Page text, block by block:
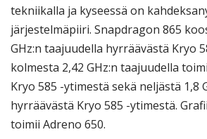
tekniikalla ja kyseessä on
järjestelmäpiiri. Snapdragon 865
GHz:n taajuudella hyrräävästä Kryo
kolmesta 2,42 GHz:n taajuudella
Kryo 585 -ytimestä sekä neljästä 1,8
hyrräävästä Kryo 585 -ytimestä.
toimii Adreno 650.